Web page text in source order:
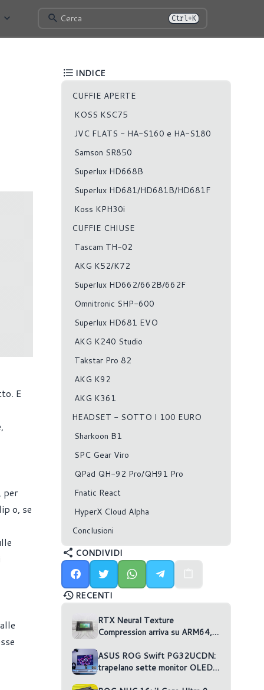
Cerca Ctrl+K
E
per
o, se
INDICE
CUFFIE APERTE
KOSS KSC75
JVC FLATS - HA-S160 e HA-S180
Samson SR850
Superlux HD668B
Superlux HD681/HD681B/HD681F
Koss KPH30i
CUFFIE CHIUSE
Tascam TH-02
AKG K52/K72
Superlux HD662/662B/662F
Omnitronic SHP-600
Superlux HD681 EVO
AKG K240 Studio
Takstar Pro 82
AKG K92
AKG K361
HEADSET - SOTTO I 100 EURO
Sharkoon B1
SPC Gear Viro
QPad QH-92 Pro/QH91 Pro
Fnatic React
HyperX Cloud Alpha
Conclusioni
CONDIVIDI
RECENTI
RTX Neural Texture
Compression arriva su ARM64,
ASUS ROG Swift PG32UCDN:
trapelano sette monitor OLED